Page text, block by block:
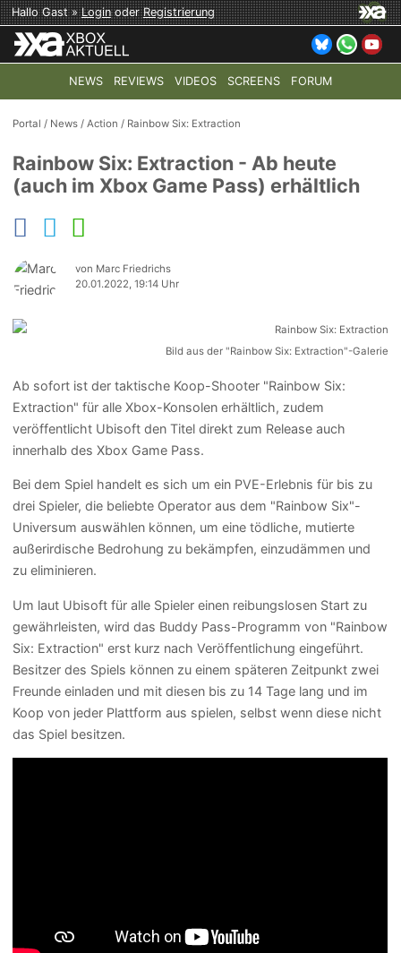
Hallo Gast »LoginoderRegistrierung
NEWS REVIEWS VIDEOS SCREENS FORUM
TOP-THEMEN: COD: MODERN WARFARE 4 HALO:
Portal / News /Action / Rainbow Six: Extraction
Rainbow Six: Extraction - Ab heute
(auch im Xbox Game Pass) erhältlich
von Marc Friedrichs
20.01.2022, 19:14 Uhr
Bild aus der "Rainbow Six: Extraction"-Galerie
Ab sofort ist der taktische Koop-Shooter "Rainbow Six:
Extraction" für alle Xbox-Konsolen erhältlich, zudem
veröffentlicht Ubisoft den Titel direkt zum Release auch
innerhalb des Xbox Game Pass.
Bei dem Spiel handelt es sich um ein PVE-Erlebnis für bis zu
drei Spieler, die beliebte Operator aus dem "Rainbow Six"-
Universum auswählen können, um eine tödliche, mutierte
außerirdische Bedrohung zu bekämpfen, einzudämmen und
zu eliminieren.
Um laut Ubisoft für alle Spieler einen reibungslosen Start zu
gewährleisten, wird das Buddy Pass-Programm von "Rainbow
Six: Extraction" erst kurz nach Veröffentlichung eingeführt.
Besitzer des Spiels können zu einem späteren Zeitpunkt zwei
Freunde einladen und mit diesen bis zu 14 Tage lang und im
Koop von jeder Plattform aus spielen, selbst wenn diese nicht
das Spiel besitzen.